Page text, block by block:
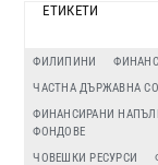
ЕТИКЕТИ
ФИЛИПИНИ
ЧАСТНА ДЪРЖАВНА
ФИНАНСИРАНИ
ФОНДОВЕ
ЧОВЕШКИ РЕСУРСИ